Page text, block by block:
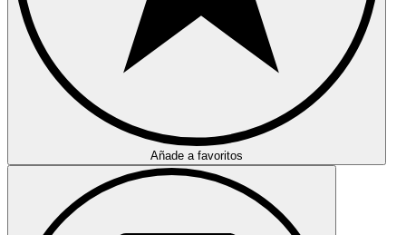
Añade a favoritos